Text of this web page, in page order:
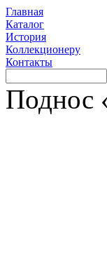
Главная
Каталог
История
Коллекционеру
Контакты
Поднос